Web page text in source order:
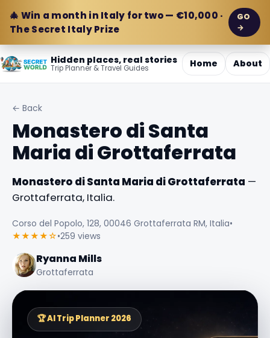
🎄 Win a month in Italy for two — €10,000 ·
The Secret Italy Prize
GO
→
Hidden places, real stories
Trip Planner & Travel Guides Home About
← Back
Monastero di Santa
Maria di Grottaferrata
Monastero di Santa Maria di Grottaferrata —
Grottaferrata, Italia.
Corso del Popolo, 128, 00046 Grottaferrata RM, Italia•
★★★★☆•259 views
Ryanna Mills
Grottaferrata
🏆 AI Trip Planner 2026